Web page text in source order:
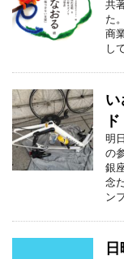
共
た
商
し
い
ド
明
の
銀
念
ン